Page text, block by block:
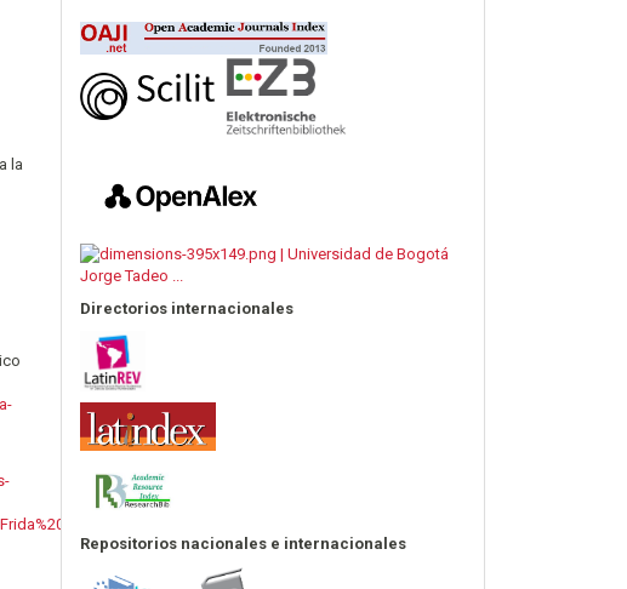
la
Directorios internacionales
Repositorios nacionales e internacionales